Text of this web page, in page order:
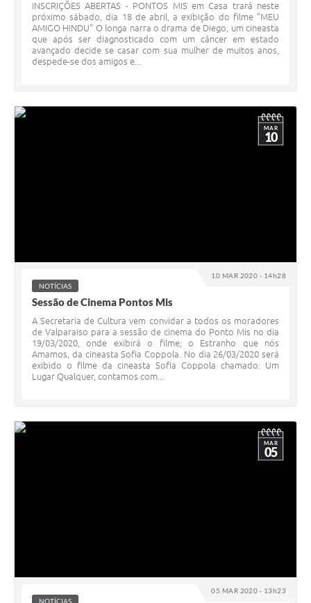
INSCRIÇÕES ABERTAS - PONTOS MIS em Casa trará neste
próximo sábado, dia 18 de abril, a exibição do filme "MEU
AMIGO HINDU" O longa narra o drama de Diego, um cineasta
que após ser diagnosticado com um câncer em estado
avançado decide se casar com sua mulher de muitos anos,
despede-se dos amigos e...
10 MAR 2020 - 14h28
MAR
10
NOTÍCIAS
Sessão de Cinema Pontos Mis
A Secretaria de Cultura vem convidar a todos os moradores
de Valparaiso para a sessão de cinema do Ponto Mis no dia
19/03/2020, onde exibirá o filme; o Estranho que nós
Amamos, da cineasta Sofia Coppola. No dia 26/03/2020 será
exibido o filme da cineasta Sofia Coppola chamado: Um
Lugar Qualquer, contamos com...
05 MAR 2020 - 13h23
MAR
05
NOTÍCIAS